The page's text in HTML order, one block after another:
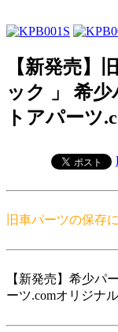
【新発売】
ック 」 希
トアパーツ
旧車パーツの保存に
【新発売】希少パ
ーツ.comオリジナル